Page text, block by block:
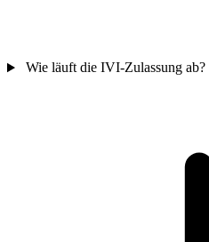
Wie läuft die IVI-Zulassung ab?